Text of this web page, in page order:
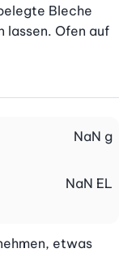
Bleche
lassen. Ofen auf
NaN g
NaN EL
etwas